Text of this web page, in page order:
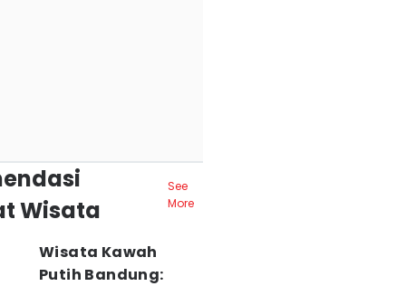
Wisata
See
More
Wisata Kawah
Putih Bandung: